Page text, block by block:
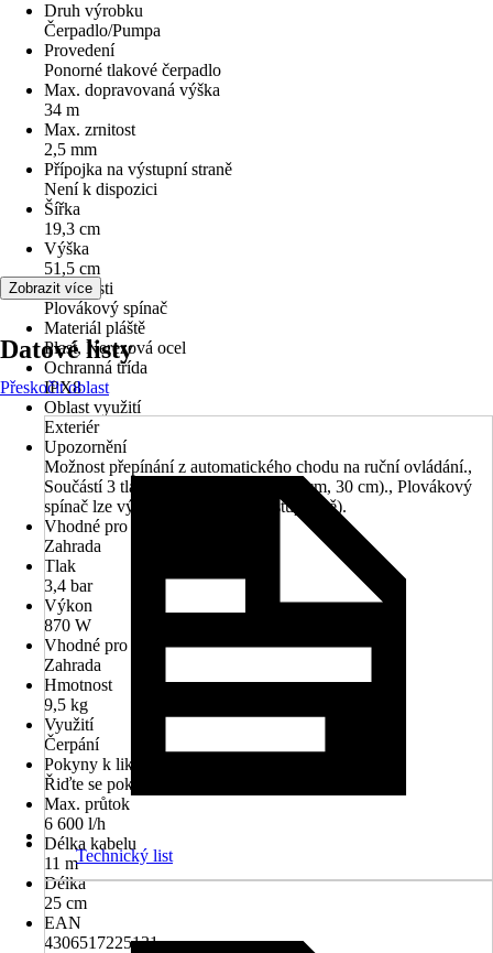
Druh výrobku
Čerpadlo/Pumpa
Provedení
Ponorné tlakové čerpadlo
Max. dopravovaná výška
34 m
Max. zrnitost
2,5 mm
Přípojka na výstupní straně
Není k dispozici
Šířka
19,3 cm
Výška
51,5 cm
Vlastnosti
Plovákový spínač
Materiál pláště
Plast, Nerezová ocel
Ochranná třída
IPX8
Oblast využití
Exteriér
Upozornění
Možnost přepínání z automatického chodu na ruční ovládání.,
Součástí 3 tlakové trubice (25 cm, 27 cm, 30 cm)., Plovákový
spínač lze výškově nastavit (bezestupňově).
Vhodné pro prostory
Zahrada
Tlak
3,4 bar
Výkon
870 W
Vhodné pro
Zahrada
Hmotnost
9,5 kg
Využití
Čerpání
Pokyny k likvidaci
Řiďte se pokyny pro likvidaci
Max. průtok
6 600 l/h
Délka kabelu
11 m
Délka
25 cm
EAN
4306517225131
Zobrazit více
Datové listy
Přeskočit oblast
Technický list